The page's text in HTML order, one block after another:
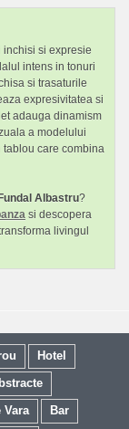
inchisi si expresie
intens in tonuri
si trasaturile
expresivitatea si
adauga dinamism
a modelului
tablou care combina
Albastru?
si descopera
livingul
Hotel
Vara
Bar